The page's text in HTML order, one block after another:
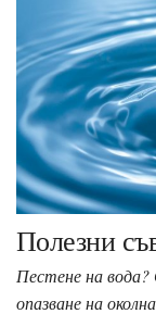
Полезни
Пестене на вода?
опазване на